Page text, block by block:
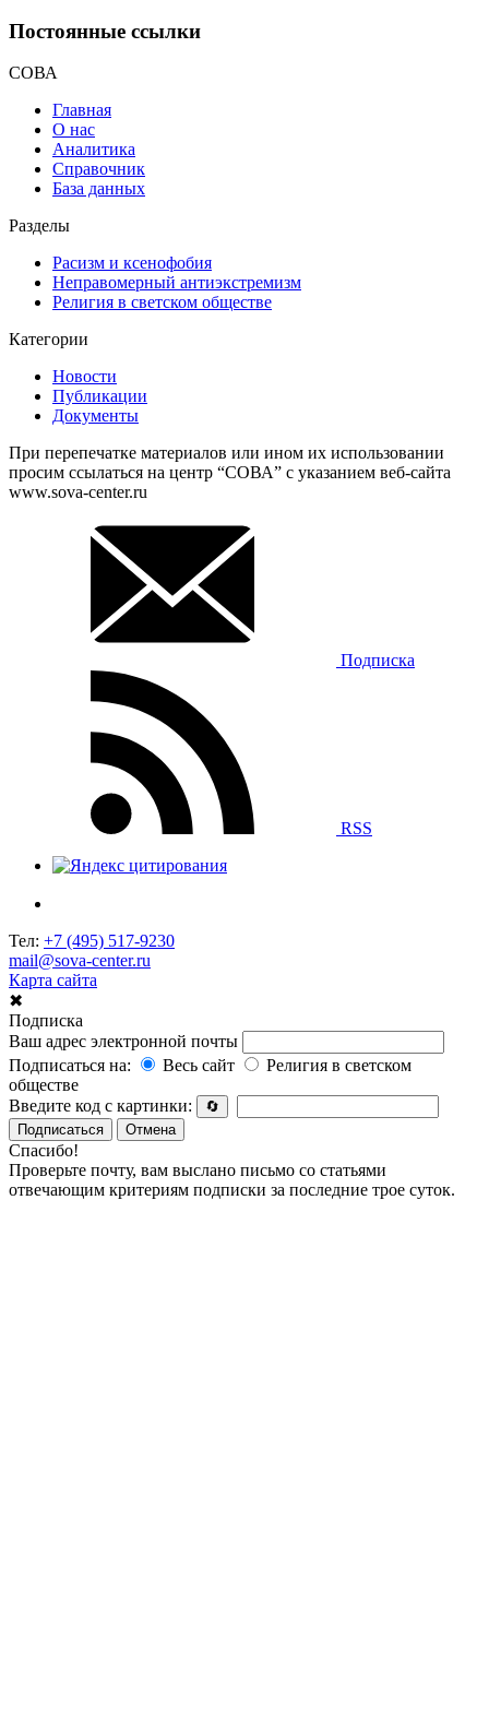
Постоянные ссылки
СОВА
Главная
О нас
Аналитика
Справочник
База данных
Разделы
Расизм и ксенофобия
Неправомерный антиэкстремизм
Религия в светском обществе
Категории
Новости
Публикации
Документы
При перепечатке материалов или ином их использовании
просим ссылаться на центр “СОВА” с указанием веб-сайта
www.sova-center.ru
Подписка
RSS
Тел: +7 (495) 517-9230
mail@sova-center.ru
Карта сайта
✖
Подписка
Ваш адрес электронной почты
Подписаться на:
Весь сайт
Религия в светском
обществе
Введите код с картинки:
🔄
Подписаться
Отмена
Спасибо!
Проверьте почту, вам выслано письмо со статьями
отвечающим критериям подписки за последние трое суток.